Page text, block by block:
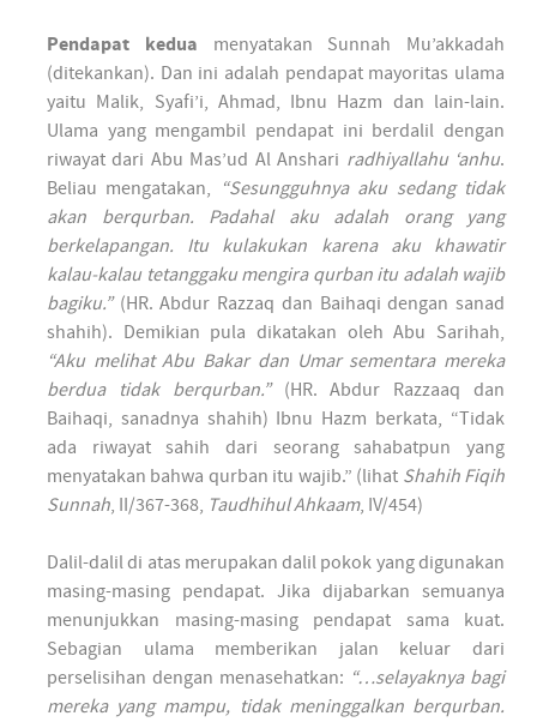
Pendapat kedua menyatakan Sunnah Mu’akkadah
(ditekankan). Dan ini adalah pendapat mayoritas ulama
yaitu Malik, Syafi’i, Ahmad, Ibnu Hazm dan lain-lain.
Ulama yang mengambil pendapat ini berdalil dengan
riwayat dari Abu Mas’ud Al Anshari radhiyallahu ‘anhu.
Beliau mengatakan,
“Sesungguhnya aku sedang tidak
akan berqurban. Padahal aku adalah orang yang
berkelapangan. Itu kulakukan karena aku khawatir
kalau-kalau tetanggaku mengira qurban itu adalah wajib
bagiku.”(HR. Abdur Razzaq dan Baihaqi dengan sanad
shahih). Demikian pula dikatakan oleh Abu Sarihah,
“Aku melihat Abu Bakar dan Umar sementara mereka
berdua tidak berqurban.”(HR. Abdur Razzaaq dan
Baihaqi, sanadnya shahih) Ibnu Hazm berkata, “Tidak
ada riwayat sahih dari seorang sahabatpun yang
menyatakan bahwa qurban itu wajib.” (lihat Shahih Fiqih
Sunnah, II/367-368, Taudhihul Ahkaam, IV/454)
Dalil-dalil di atas merupakan dalil pokok yang digunakan
masing-masing pendapat. Jika dijabarkan semuanya
menunjukkan masing-masing pendapat sama kuat.
Sebagian ulama memberikan jalan keluar dari
perselisihan dengan menasehatkan: “…selayaknya bagi
mereka yang mampu, tidak meninggalkan berqurban.